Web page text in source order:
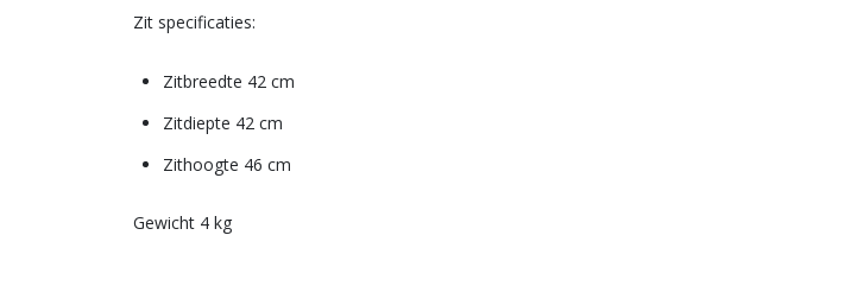
Zit specificaties:
Zitbreedte 42 cm
Zitdiepte 42 cm
Zithoogte 46 cm
Gewicht 4 kg